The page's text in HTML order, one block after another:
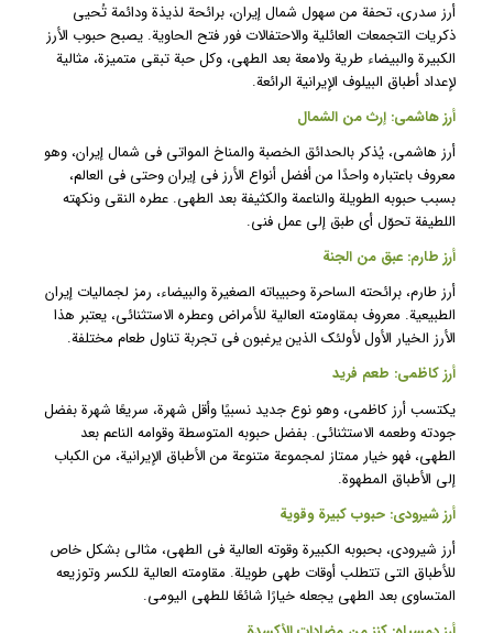
أرز سدري، تحفة من سهول شمال إيران، برائحة لذيذة ودائمة تُحيي
ذكريات التجمعات العائلية والاحتفالات فور فتح الحاوية. يصبح حبوب الأرز
الكبيرة والبيضاء طرية ولامعة بعد الطهي، وكل حبة تبقى متميزة، مثالية
لإعداد أطباق البيلوف الإيرانية الرائعة.
أرز هاشمي: إرث من الشمال
أرز هاشمي، يُذكر بالحدائق الخصبة والمناخ المواتي في شمال إيران، وهو
معروف باعتباره واحدًا من أفضل أنواع الأرز في إيران وحتى في العالم،
بسبب حبوبه الطويلة والناعمة والكثيفة بعد الطهي. عطره النقي ونكهته
اللطيفة تحوّل أي طبق إلى عمل فني.
أرز طارم: عبق من الجنة
أرز طارم، برائحته الساحرة وحبيباته الصغيرة والبيضاء، رمز لجماليات إيران
الطبيعية. معروف بمقاومته العالية للأمراض وعطره الاستثنائي، يعتبر هذا
الأرز الخيار الأول لأولئك الذين يرغبون في تجربة تناول طعام مختلفة.
أرز كاظمي: طعم فريد
يكتسب أرز كاظمي، وهو نوع جديد نسبيًا وأقل شهرة، سريعًا شهرة بفضل
جودته وطعمه الاستثنائي. بفضل حبوبه المتوسطة وقوامه الناعم بعد
الطهي، فهو خيار ممتاز لمجموعة متنوعة من الأطباق الإيرانية، من الكباب
إلى الأطباق المطهوة.
أرز شيرودي: حبوب كبيرة وقوية
أرز شيرودي، بحبوبه الكبيرة وقوته العالية في الطهي، مثالي بشكل خاص
للأطباق التي تتطلب أوقات طهي طويلة. مقاومته العالية للكسر وتوزيعه
المتساوي بعد الطهي يجعله خيارًا شائعًا للطهي اليومي.